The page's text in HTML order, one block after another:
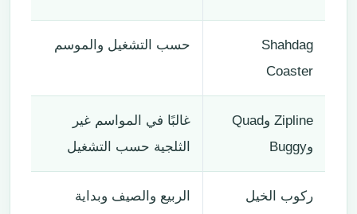
Shahdag
Coaster
حسب التشغيل والموسم
Zipline وQuad
وBuggy
غالبًا في المواسم غير
الثلجية حسب التشغيل
ركوب الخيل
الربيع والصيف وبداية